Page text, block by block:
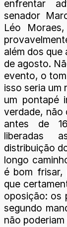
enfrentar
senador
Léo
além dos
de agosto.
evento, o
isso seria um
um pontapé
verdade, não
antes de
liberadas
distribuição
longo
é bom frisar,
que
oposição: os
segundo
não